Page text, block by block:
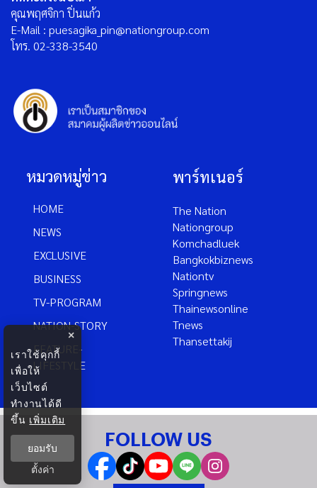
คุณพฤศจิกา ปิ่นแก้ว
E-Mail : puesagika_pin@nationgroup.com
โทร. 02-338-3540
หมวดหมู่ข่าว
HOME
NEWS
EXCLUSIVE
BUSINESS
TV-PROGRAM
NATION-STORY
FEATURE-
LIFESTYLE
พาร์ทเนอร์
The Nation
Nationgroup
Komchadluek
Bangkokbiznews
Nationtv
Springnews
Thainewsonline
Tnews
Thansettakij
FOLLOW US
×
เราใช้คุกกี้
เพื่อให้
เว็บไซต์
ทำงานได้ดี
ขึ้น เพิ่มเติม
ยอมรับ
ตั้งค่า